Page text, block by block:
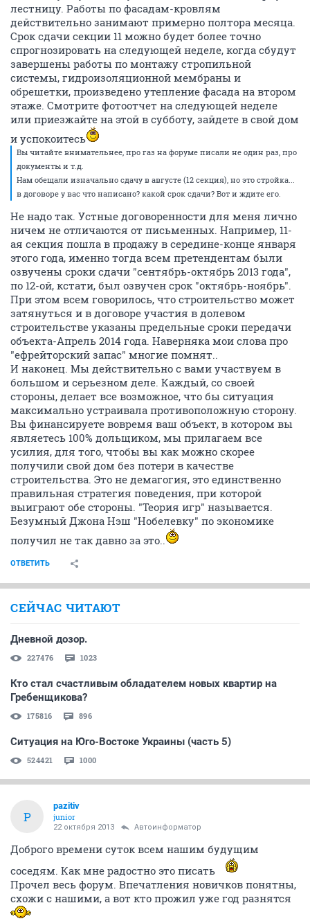
лестницу. Работы по фасадам-кровлям
действительно занимают примерно полтора месяца.
Срок сдачи секции 11 можно будет более точно
спрогнозировать на следующей неделе, когда сбудут
завершены работы по монтажу стропильной
системы, гидроизоляционной мембраны и
обрешетки, произведено утепление фасада на втором
этаже. Смотрите фотоотчет на следующей неделе
или приезжайте на этой в субботу, зайдете в свой дом
и успокоитесь
Вы читайте внимательнее, про газ на форуме писали не один раз, про
документы и т.д.
Нам обещали изначально сдачу в августе (12 секция), но это стройка...
в договоре у вас что написано? какой срок сдачи? Вот и ждите его.
Не надо так. Устные договоренности для меня лично
ничем не отличаются от письменных. Например, 11-
ая секция пошла в продажу в середине-конце января
этого года, именно тогда всем претендентам были
озвучены сроки сдачи "сентябрь-октябрь 2013 года",
по 12-ой, кстати, был озвучен срок "октябрь-ноябрь".
При этом всем говорилось, что строительство может
затянуться и в договоре участия в долевом
строительстве указаны предельные сроки передачи
объекта-Апрель 2014 года. Наверняка мои слова про
"ефрейторский запас" многие помнят..
И наконец. Мы действительно с вами участвуем в
большом и серьезном деле. Каждый, со своей
стороны, делает все возможное, что бы ситуация
максимально устраивала противоположную сторону.
Вы финансируете вовремя ваш объект, в котором вы
являетесь 100% дольщиком, мы прилагаем все
усилия, для того, чтобы вы как можно скорее
получили свой дом без потери в качестве
строительства. Это не демагогия, это единственно
правильная стратегия поведения, при которой
выиграют обе стороны. "Теория игр" называется.
Безумный Джона Нэш "Нобелевку" по экономике
получил не так давно за это..
ОТВЕТИТЬ
СЕЙЧАС ЧИТАЮТ
Дневной дозор.
227476 1023
Кто стал счастливым обладателем новых квартир на
Гребенщикова?
175816 896
Ситуация на Юго-Востоке Украины (часть 5)
524421 1000
P
pazitiv
junior
22 октября 2013 Автоинформатор
Доброго времени суток всем нашим будущим
соседям. Как мне радостно это писать
Прочел весь форум. Впечатления новичков понятны,
схожи с нашими, а вот кто прожил уже год разнятся